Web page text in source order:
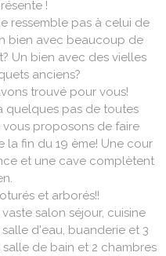
!
ressemble pas à celui de
bien avec beaucoup de
Un bien avec des vielles
anciens?
trouvé pour vous!
quelques pas de toutes
proposons de faire
la fin du 19 ème! Une cour
et une cave complètent
et arborés!!
salon séjour, cuisine
d'eau, buanderie et 3
salle de bain et 2 chambres